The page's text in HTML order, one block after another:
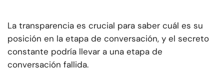
La transparencia es crucial para saber cuál es su
posición en la etapa de conversación, y el secreto
constante podría llevar a una etapa de
conversación fallida.